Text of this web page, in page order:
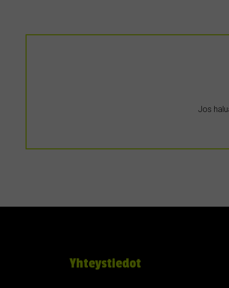
Jos
Yhteystiedot